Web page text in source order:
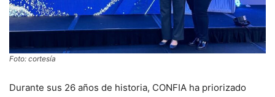
Foto: cortesía
Durante sus 26 años de historia, CONFIA ha priorizado